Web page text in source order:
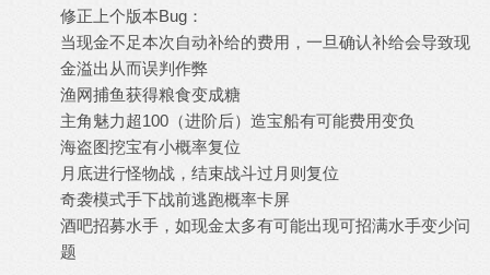
修正上个版本Bug：
当现金不足本次自动补给的费用，一旦确认补给会导致现
金溢出从而误判作弊
渔网捕鱼获得粮食变成糖
主角魅力超100（进阶后）造宝船有可能费用变负
海盗图挖宝有小概率复位
月底进行怪物战，结束战斗过月则复位
奇袭模式手下战前逃跑概率卡屏
酒吧招募水手，如现金太多有可能出现可招满水手变少问
题